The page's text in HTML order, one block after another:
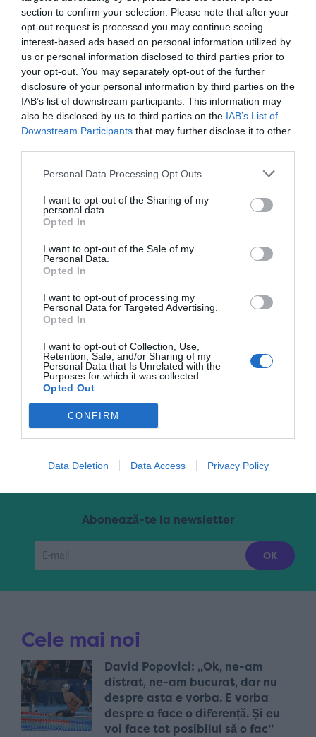
section to confirm your selection. Please note that after your
opt-out request is processed you may continue seeing
interest-based ads based on personal information utilized by
us or personal information disclosed to third parties prior to
your opt-out. You may separately opt-out of the further
disclosure of your personal information by third parties on the
IAB’s list of downstream participants. This information may
also be disclosed by us to third parties on the IAB’s List of
Downstream Participants that may further disclose it to other
Personal Data Processing Opt Outs
I want to opt-out of the Sharing of my
personal data.
Opted In
I want to opt-out of the Sale of my
Personal Data.
Opted In
I want to opt-out of processing my
Personal Data for Targeted Advertising.
Opted In
I want to opt-out of Collection, Use,
Retention, Sale, and/or Sharing of my
Personal Data that Is Unrelated with the
Purposes for which it was collected.
Opted Out
CONFIRM
Data Deletion Data Access Privacy Policy
tenis
Este Novak Djokovic pregătit
pentru încă o perioadă de
dominație? Dar noi?
Pagina 4 din 15 « Prima « ... 3
6 ... 10 ... » Ultima »
Abonează-te la newsletter
Cele mai noi
David Popovici: „Ok, ne-am
distrat, ne-am bucurat, dar nu
despre asta e vorba. E vorba
despre a face o diferență. Și eu
voi face tot posibilul să o fac”